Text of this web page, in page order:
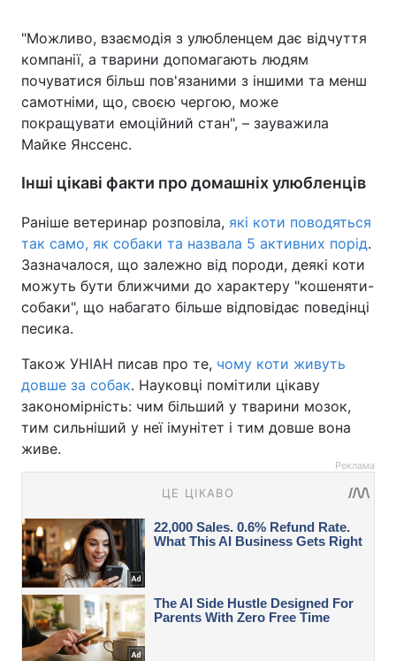
"Можливо, взаємодія з улюбленцем дає відчуття
компанії, а тварини допомагають людям
почуватися більш пов'язаними з іншими та менш
самотніми, що, своєю чергою, може
покращувати емоційний стан", – зауважила
Майке Янссенс.
Інші цікаві факти про домашніх улюбленців
Раніше ветеринар розповіла, які коти поводяться
так само, як собаки та назвала 5 активних порід.
Зазначалося, що залежно від породи, деякі коти
можуть бути ближчими до характеру "кошеняти-
собаки", що набагато більше відповідає поведінці
песика.
Також УНІАН писав про те, чому коти живуть
довше за собак. Науковці помітили цікаву
закономірність: чим більший у тварини мозок,
тим сильніший у неї імунітет і тим довше вона
живе.
Реклама